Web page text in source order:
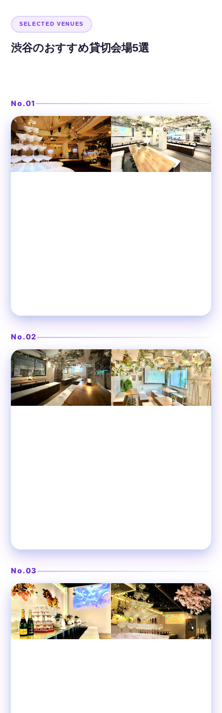
SELECTED VENUES
渋谷のおすすめ貸切会場5選
No.01
渋谷 貸切パーティースペース
渋谷ガーデンパティオ
No.02
渋谷 貸切パーティースペース
ドライフラワーが映える空間
渋谷ガーデンルーム3F
No.03
渋谷 貸切パーティースペース
ラグジュアリーリゾートの大人空間
渋谷ピカリエリゾート本店